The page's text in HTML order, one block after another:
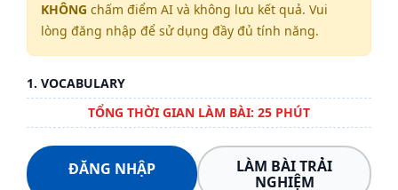
KHÔNG chấm điểm AI và không lưu kết quả. Vui
lòng đăng nhập để sử dụng đầy đủ tính năng.
1. VOCABULARY
TỔNG THỜI GIAN LÀM BÀI: 25 PHÚT
ĐĂNG NHẬP
LÀM BÀI TRẢI
NGHIỆM